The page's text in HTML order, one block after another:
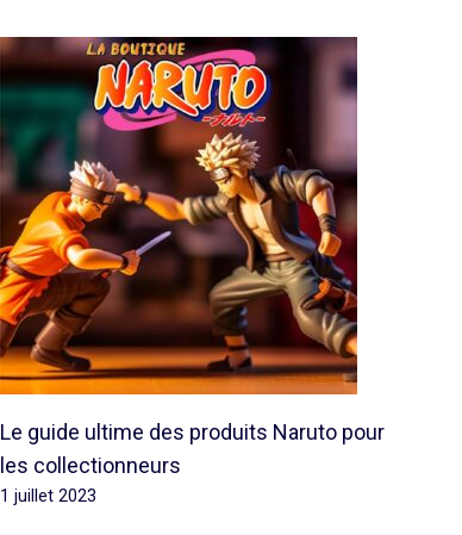
Le guide ultime des produits Naruto pour
les collectionneurs
1 juillet 2023